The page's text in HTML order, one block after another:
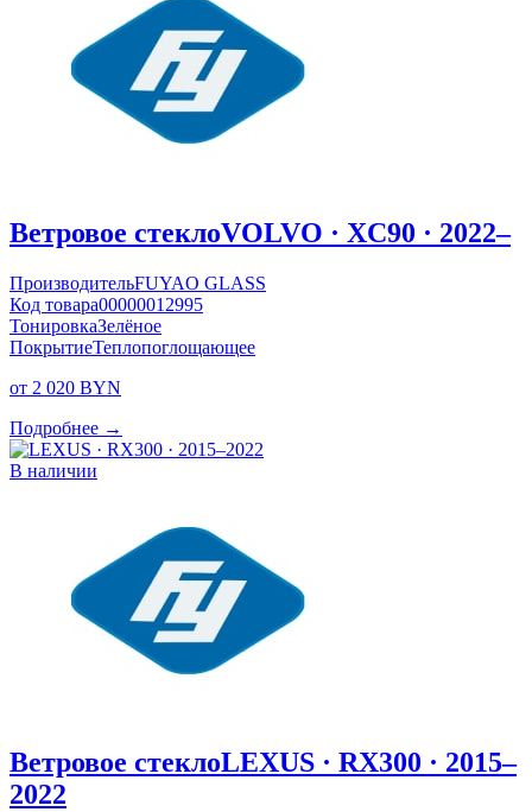
Ветровое стеклоVOLVO · XC90 · 2022–
ПроизводительFUYAO GLASS
Код товара00000012995
ТонировкаЗелёное
ПокрытиеТеплопоглощающее
от 2 020 BYN
Подробнее →
В наличии
Ветровое стеклоLEXUS · RX300 · 2015–
2022